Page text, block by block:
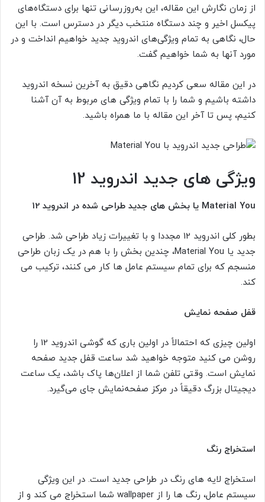
از زمان نگارش این مقاله، این به‌روزرسانی تنها برای دستگاه‌های
پیکسل اخیر و چند دستگاه منتخب دیگر در دسترس است. با این
حال، نگاهی به تمام ویژگی‌های اندروید جدید خواهیم انداخت و در
مورد آنها به شما خواهیم گفت.
در این مقاله سعی کردیم نگاهی دقیق به آخرین نسخه اندروید
داشته باشیم و شما را با تمام ویژگی های مربوط به آن آشنا
کنیم، پس تا آخر این مقاله با ما همراه باشید.
ویژگی های جدید اندروید 12
Material You یا بخش های جدید طراحی شده در اندروید 12
بطور کلی اندروید 12 مجددا و با تغییرات زیاد طراحی شد. طراحی
جدید یا Material You، چندین بخش را با هم در یک زبان طراحی
منسجم که برای تمام سیستم عامل ها کار می کنند، ترکیب می
کند.
قفل صفحه نمایش
اولین چیزی که احتمالاً در اولین باری که گوشی اندروید 12 را
روشن می کنید متوجه خواهید شد ساعت قفل جدید صفحه
نمایش است. وقتی تلفن شما از اعلان‌ها پاک باشد، یک ساعت
دیجیتال بزرگ دقیقاً در مرکز صفحه‌نمایش جای می‌گیرد.
استخراج رنگ
استخراج لایه های رنگ در طراحی جدید است. در این ویژگی
سیستم عامل، رنگ ها را از wallpaper شما استخراج می کند و از